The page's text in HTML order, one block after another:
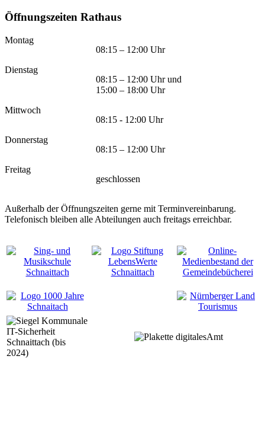
Öffnungszeiten Rathaus
Montag
08:15 – 12:00 Uhr
Dienstag
08:15 – 12:00 Uhr und
15:00 – 18:00 Uhr
Mittwoch
08:15 - 12:00 Uhr
Donnerstag
08:15 – 12:00 Uhr
Freitag
geschlossen
Außerhalb der Öffnungszeiten gerne mit Terminvereinbarung.
Telefonisch bleiben alle Abteilungen auch freitags erreichbar.